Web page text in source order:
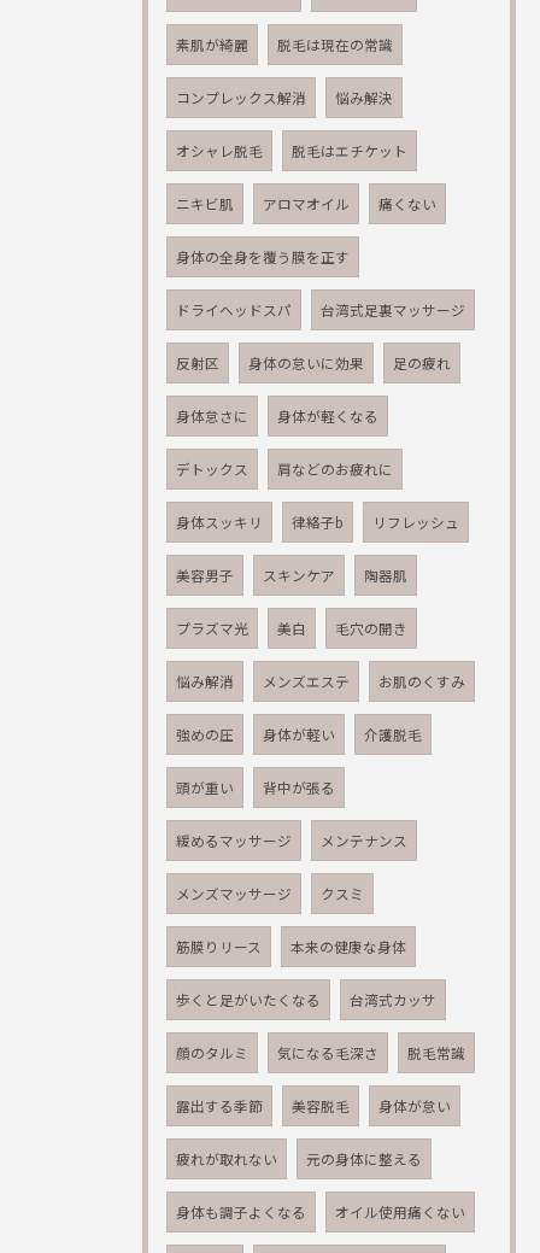
素肌が綺麗 脱毛は現在の常識
コンプレックス解消 悩み解決
オシャレ脱毛 脱毛はエチケット
ニキビ肌 アロマオイル 痛くない
身体の全身を覆う膜を正す
ドライヘッドスパ 台湾式足裏マッサージ
反射区 身体の怠いに効果 足の疲れ
身体怠さに 身体が軽くなる
デトックス 肩などのお疲れに
身体スッキリ 律絡子b リフレッシュ
美容男子 スキンケア 陶器肌
プラズマ光 美白 毛穴の開き
悩み解消 メンズエステ お肌のくすみ
強めの圧 身体が軽い 介護脱毛
頭が重い 背中が張る
緩めるマッサージ メンテナンス
メンズマッサージ クスミ
筋膜りリース 本来の健康な身体
歩くと足がいたくなる 台湾式カッサ
顔のタルミ 気になる毛深さ 脱毛常識
露出する季節 美容脱毛 身体が怠い
疲れが取れない 元の身体に整える
身体も調子よくなる オイル使用痛くない